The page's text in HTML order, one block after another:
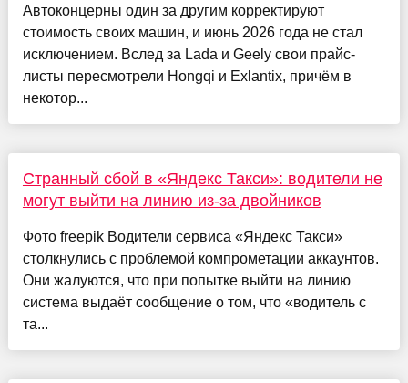
Автоконцерны один за другим корректируют
стоимость своих машин, и июнь 2026 года не стал
исключением. Вслед за Lada и Geely свои прайс-
листы пересмотрели Hongqi и Exlantix, причём в
некотор...
Странный сбой в «Яндекс Такси»: водители не
могут выйти на линию из-за двойников
Фото freepik Водители сервиса «Яндекс Такси»
столкнулись с проблемой компрометации аккаунтов.
Они жалуются, что при попытке выйти на линию
система выдаёт сообщение о том, что «водитель с
та...